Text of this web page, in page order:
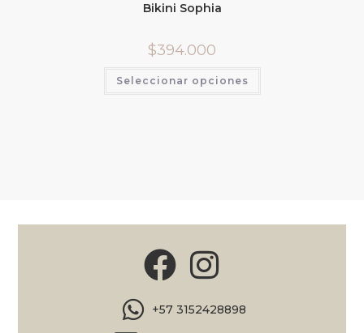
Bikini Sophia
$394.000
Seleccionar opciones
+57 3152428898